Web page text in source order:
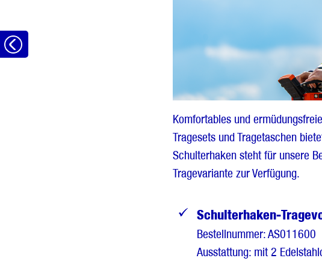
Komfortables und
Tragesets und Tragetaschen
Schulterhaken steht für unsere
Tragevariante zur Verfügung.
Schulterhaken-
Bestellnummer: AS011600
Ausstattung: mit 2